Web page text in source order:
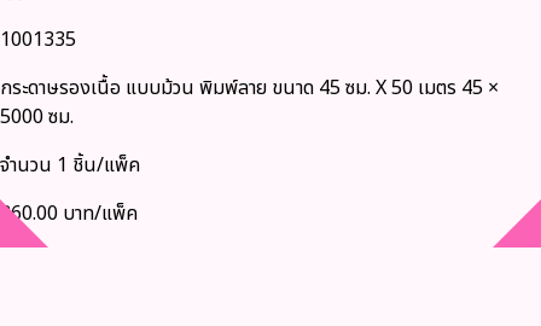
1001335
กระดาษรองเนื้อ แบบม้วน พิมพ์ลาย ขนาด 45 ซม. X 50 เมตร 45 ×
5000 ซม.
จำนวน 1 ชิ้น/แพ็ค
360.00 บาท/แพ็ค